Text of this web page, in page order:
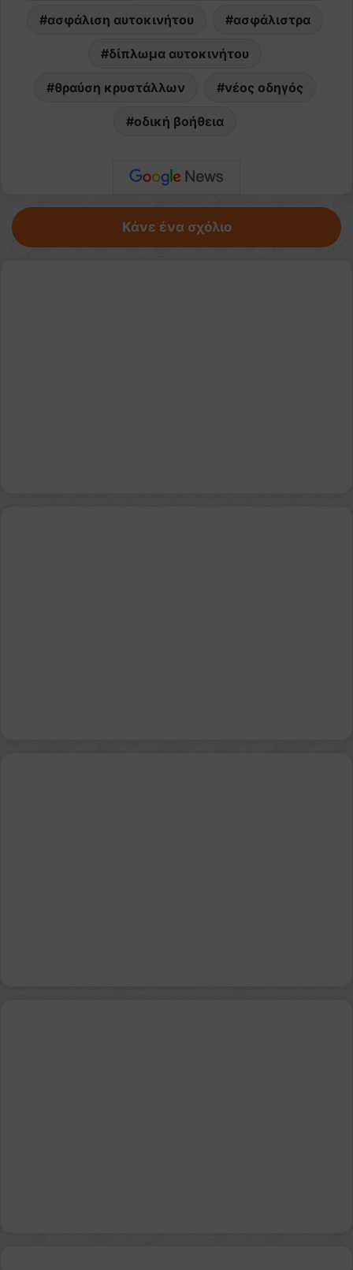
ασφάλιση αυτοκινήτου ασφάλιστρα
δίπλωμα αυτοκινήτου
θραύση κρυστάλλων νέος οδηγός
οδική βοήθεια
Κάνε ένα σχόλιο